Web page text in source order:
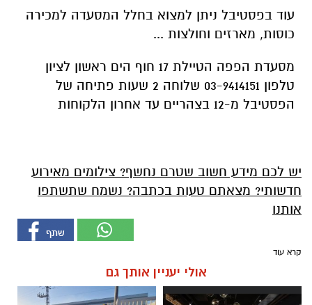
עוד בפסטיבל ניתן למצוא בחלל המסעדה למכירה
כוסות, מארזים וחולצות ...
מסעדת הפפה הטיילת 17 חוף הים ראשון לציון
טלפון 03-9414151 שלוחה 2 שעות פתיחה של
הפסטיבל מ-12 בצהריים עד אחרון הלקוחות
יש לכם מידע חשוב שטרם נחשף? צילומים מאירוע
חדשותי? מצאתם טעות בכתבה? נשמח שתשתפו
אותנו
קרא עוד
אולי יעניין אותך גם